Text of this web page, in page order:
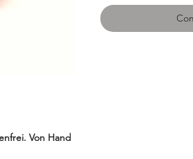
Von Hand